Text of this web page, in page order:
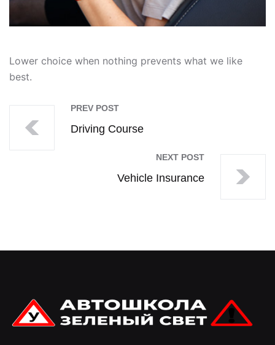
Lower choice when nothing prevents what we like
best.
PREV POST
Driving Course
NEXT POST
Vehicle Insurance